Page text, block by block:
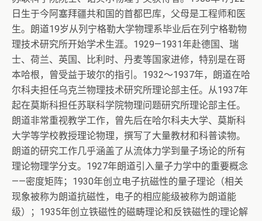
日生于今阿塞拜疆共和国的首都巴库，父母是工程师和医
生。朗道19岁从列宁格勒大学物理系毕业后在列宁格勒物
理技术研究所开始学术生涯。1929—1931年赴德国、瑞
士、荷兰、英国、比利时、丹麦等国家进修，特别是在哥
本哈根，曾受益于玻尔的指引。1932～1937年，朗道在哈
尔科夫担任乌克兰物理技术研究所理论部主任。从1937年
起在莫斯科担任苏联科学院物理问题研究所理论部主任。
朗道非常重视教学工作，曾先后在哈尔科夫大学、莫斯科
大学等学校教授理论物理，撰写了大量教材和科普读物。
朗道的研究工作几乎涵盖了从流体力学到量子场论的所有
理论物理学分支。1927年朗道引入量子力学中的重要概念
——密度矩阵；1930年创立电子抗磁性的量子理论（相关
现象被称为朗道抗磁性，电子的相应能级被称为朗道能
级）；1935年创立铁磁性的磁畴理论和反铁磁性的理论解